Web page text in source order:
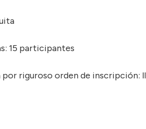
15 participantes
por riguroso orden de inscripción: